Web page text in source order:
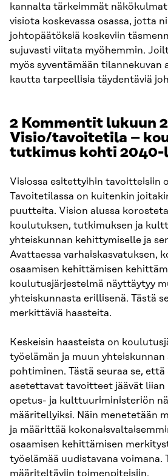
kannalta tärkeimmät
visiota koskevassa osassa, jotta
johtopäätöksiä koskeviin
sujuvasti viitata myöhemmin.
myös syventämään tilannekuvan
kautta tarpeellisia täydentäviä
2 Kommentit lukuun
Visio/tavoitetila –
tutkimus kohti 2040-
Visiossa esitettyihin tavoitteisiin
Tavoitetilassa on kuitenkin
puutteita. Vision alussa
koulutuksen, tutkimuksen ja
yhteiskunnan kehittymiselle ja
Avattaessa varhaiskasvatuksen,
osaamisen kehittämisen
koulutusjärjestelmä näyttäytyy
yhteiskunnasta erillisenä. Tästä
merkittäviä haasteita.
Keskeisin haasteista on
työelämän ja muun
pohtiminen. Tästä seuraa se, että
asetettavat tavoitteet jäävät liian
opetus- ja kulttuuriministeriön
määritellyiksi. Näin menetetään
ja määrittää
osaamisen kehittämisen
työelämää uudistavana voimana.
määriteltäviin toimenpiteisiin.